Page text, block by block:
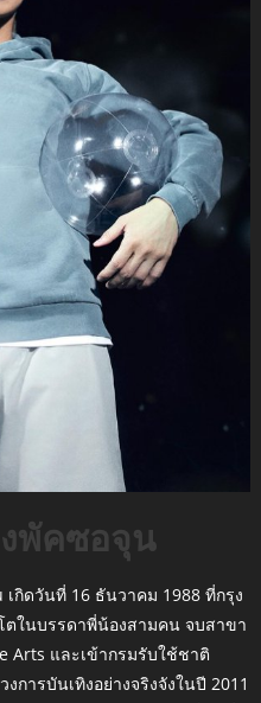
พัคซอจุน
กิดวันที่ 16 ธันวาคม 1988 ที่กรุง
ตในบรรดาพี่น้องสามคน จบสาขา
Arts และเข้ากรมรับใช้ชาติ
การบันเทิงอย่างจริงจังในปี 2011